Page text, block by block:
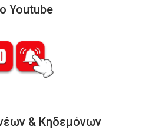
Youtube
& Κηδεμόνων